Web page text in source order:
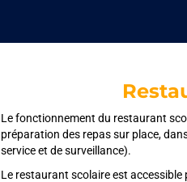
Le fonctionnement du restaurant
préparation des repas sur place,
service et de surveillance).
Le restaurant scolaire est